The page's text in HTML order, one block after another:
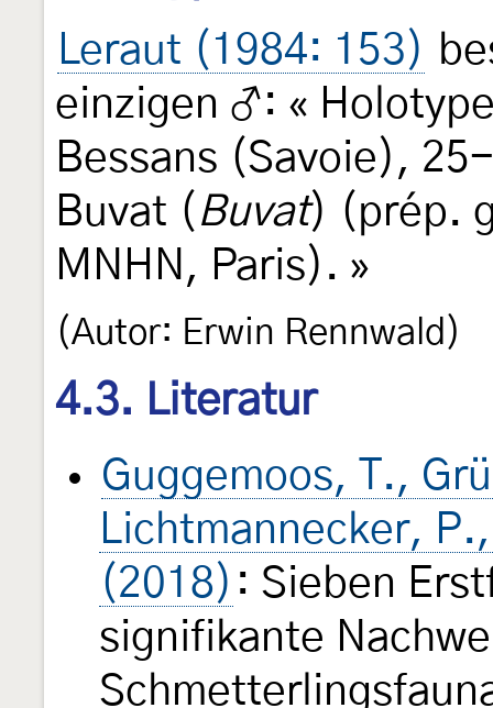
Leraut (1984: 153)
einzigen ♂: «
Bessans (Savoie),
Buvat ( Buvat) (prép.
MNHN, Paris). »
(Autor: Erwin Rennwald)
4.3. Literatur
Guggemoos, T.,
Lichtmannecker,
(2018) : Sieben
signifikante